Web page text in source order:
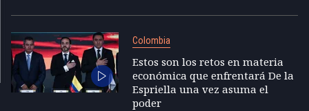
Colombia
Estos son los retos en materia
económica que enfrentará De la
Espriella una vez asuma el
poder